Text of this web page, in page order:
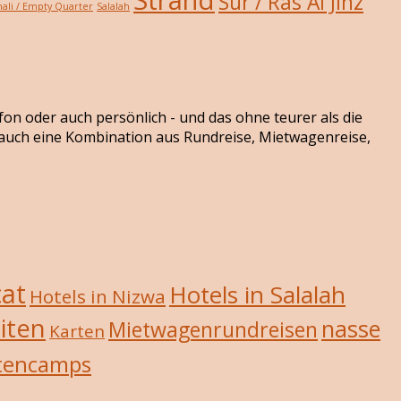
/ Empty Quarter Salalah
oder auch persönlich - und das ohne teurer als die
eine Kombination aus Rundreise, Mietwagenreise,
Hotels in Nizwa Hotels in Salalah
Karten Mietwagenrundreisen nasse